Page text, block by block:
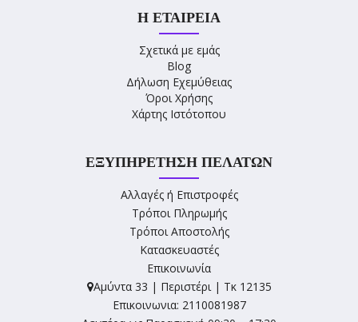
Η ΕΤΑΙΡΕΊΑ
Σχετικά με εμάς
Blog
Δήλωση Εχεμύθειας
Όροι Χρήσης
Χάρτης Ιστότοπου
ΕΞΥΠΗΡΈΤΗΣΗ ΠΕΛΑΤΏΝ
Αλλαγές ή Επιστροφές
Τρόποι Πληρωμής
Τρόποι Αποστολής
Κατασκευαστές
Επικοινωνία
Αμύντα 33 | Περιστέρι | Τκ 12135
Επικοινωνια: 2110081987